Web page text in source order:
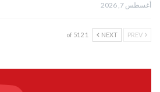
أغسطس 7, 2026
NEXT
1 of 512